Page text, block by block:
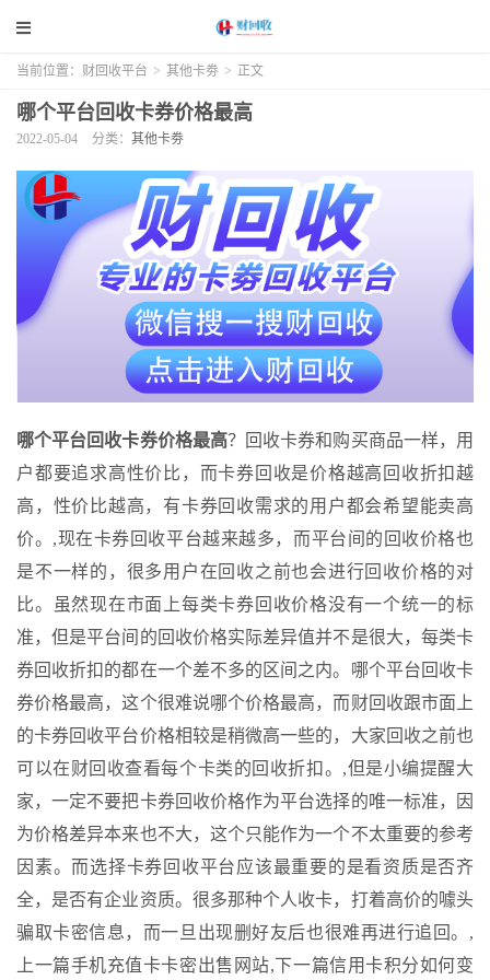
当前位置： 财回收平台 > 其他卡劵 > 正文
哪个平台回收卡券价格最高
2022-05-04 分类： 其他卡劵
哪个平台回收卡券价格最高？回收卡券和购买商品一样，用
户都要追求高性价比，而卡券回收是价格越高回收折扣越
高，性价比越高，有卡券回收需求的用户都会希望能卖高
价。,现在卡券回收平台越来越多，而平台间的回收价格也
是不一样的，很多用户在回收之前也会进行回收价格的对
比。虽然现在市面上每类卡券回收价格没有一个统一的标
准，但是平台间的回收价格实际差异值并不是很大，每类卡
券回收折扣的都在一个差不多的区间之内。哪个平台回收卡
券价格最高，这个很难说哪个价格最高，而财回收跟市面上
的卡券回收平台价格相较是稍微高一些的，大家回收之前也
可以在财回收查看每个卡类的回收折扣。,但是小编提醒大
家，一定不要把卡券回收价格作为平台选择的唯一标准，因
为价格差异本来也不大，这个只能作为一个不太重要的参考
因素。而选择卡券回收平台应该最重要的是看资质是否齐
全，是否有企业资质。很多那种个人收卡，打着高价的噱头
骗取卡密信息，而一旦出现删好友后也很难再进行追回。,
上一篇手机充值卡卡密出售网站,下一篇信用卡积分如何变